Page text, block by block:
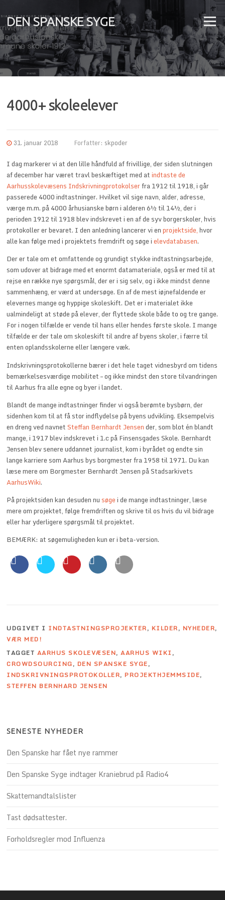
til
indhold
DEN SPANSKE SYGE Menu
4000+ skoleelever
31. januar 2018 Forfatter: skpoder
I dag markerer vi at den lille håndfuld af frivillige, der siden slutningen
af december har været travl beskæftiget med atindtaste de
Aarhusskolevæsens Indskrivningprotokolserfra 1912 til 1918, i går
passerede 4000 indtastninger. Hvilket vil sige navn, alder, adresse,
værge m.m. på 4000 århusianske børn i alderen 6½ til 14½, der i
perioden 1912 til 1918 blev indskrevet i en af de syv borgerskoler, hvis
protokoller er bevaret. I den anledning lancerer vi enprojektside,hvor
alle kan følge med i projektets fremdrift og søge ielevdatabasen.
Der er tale om et omfattende og grundigt stykke indtastningsarbejde,
som udover at bidrage med et enormt datamateriale, også er med til at
rejse en række nye spørgsmål, der er i sig selv, og i ikke mindst denne
sammenhæng, er værd at undersøge. En af de mest iøjnefaldende er
elevernes mange og hyppige skoleskift. Det er i materialet ikke
ualmindeligt at støde på elever, der flyttede skole både to og tre gange.
For i nogen tilfælde er vende til hans eller hendes første skole. I mange
tilfælde er der tale om skoleskift til andre af byens skoler, i færre til
enten oplandsskolerne eller længere væk.
Indskrivningsprotokollerne bærer i det hele taget vidnesbyrd om tidens
bemærkelsesværdige mobilitet – og ikke mindst den store tilvandringen
til Aarhus fra alle egne og byer i landet.
Blandt de mange indtastninger finder vi også berømte bysbørn, der
sidenhen kom til at få stor indflydelse på byens udvikling. Eksempelvis
en dreng ved navnetSteffan Bernhardt Jensender, som blot én blandt
mange, i 1917 blev indskrevet i 1.c på Finsensgades Skole. Bernhardt
Jensen blev senere uddannet journalist, kom i byrådet og endte sin
lange karriere som Aarhus bys borgmester fra 1958 til 1971. Du kan
læse mere om Borgmester Bernhardt Jensen på Stadsarkivets
AarhusWiki.
På projektsiden kan desuden nu søgei de mange indtastninger, læse
mere om projektet, følge fremdriften og skrive til os hvis du vil bidrage
eller har yderligere spørgsmål til projektet.
BEMÆRK: at søgemuligheden kun er i beta-version.
UDGIVET I INDTASTNINGSPROJEKTER, KILDER, NYHEDER,
VÆR MED!
TAGGET AARHUS SKOLEVÆSEN,AARHUS WIKI,
CROWDSOURCING, DEN SPANSKE SYGE,
INDSKRIVNINGSPROTOKOLLER,PROJEKTHJEMMSIDE,
STEFFEN BERNHARD JENSEN
SENESTE NYHEDER
Den Spanske har fået nye rammer
Den Spanske Syge indtager Kraniebrud på Radio4
Skattemandtalslister
Tast dødsattester.
Forholdsregler mod Influenza